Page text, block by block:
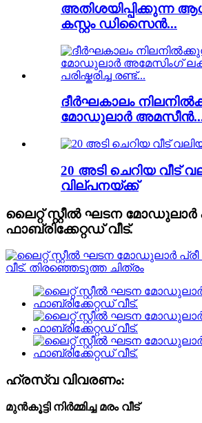
അതിശയിപ്പിക്കുന്ന
കസ്റ്റം ഡിസൈൻ...
ദീർഘകാലം
മോഡുലാർ
20 അടി ചെറിയ വീട്
വില്പനയ്ക്ക്
ലൈറ്റ് സ്റ്റീൽ ഘടന മോഡുലാർ
ഫാബ്രിക്കേറ്റഡ് വീട്.
ഹ്രസ്വ വിവരണം:
മുൻകൂട്ടി നിർമ്മിച്ച മരം വീട്